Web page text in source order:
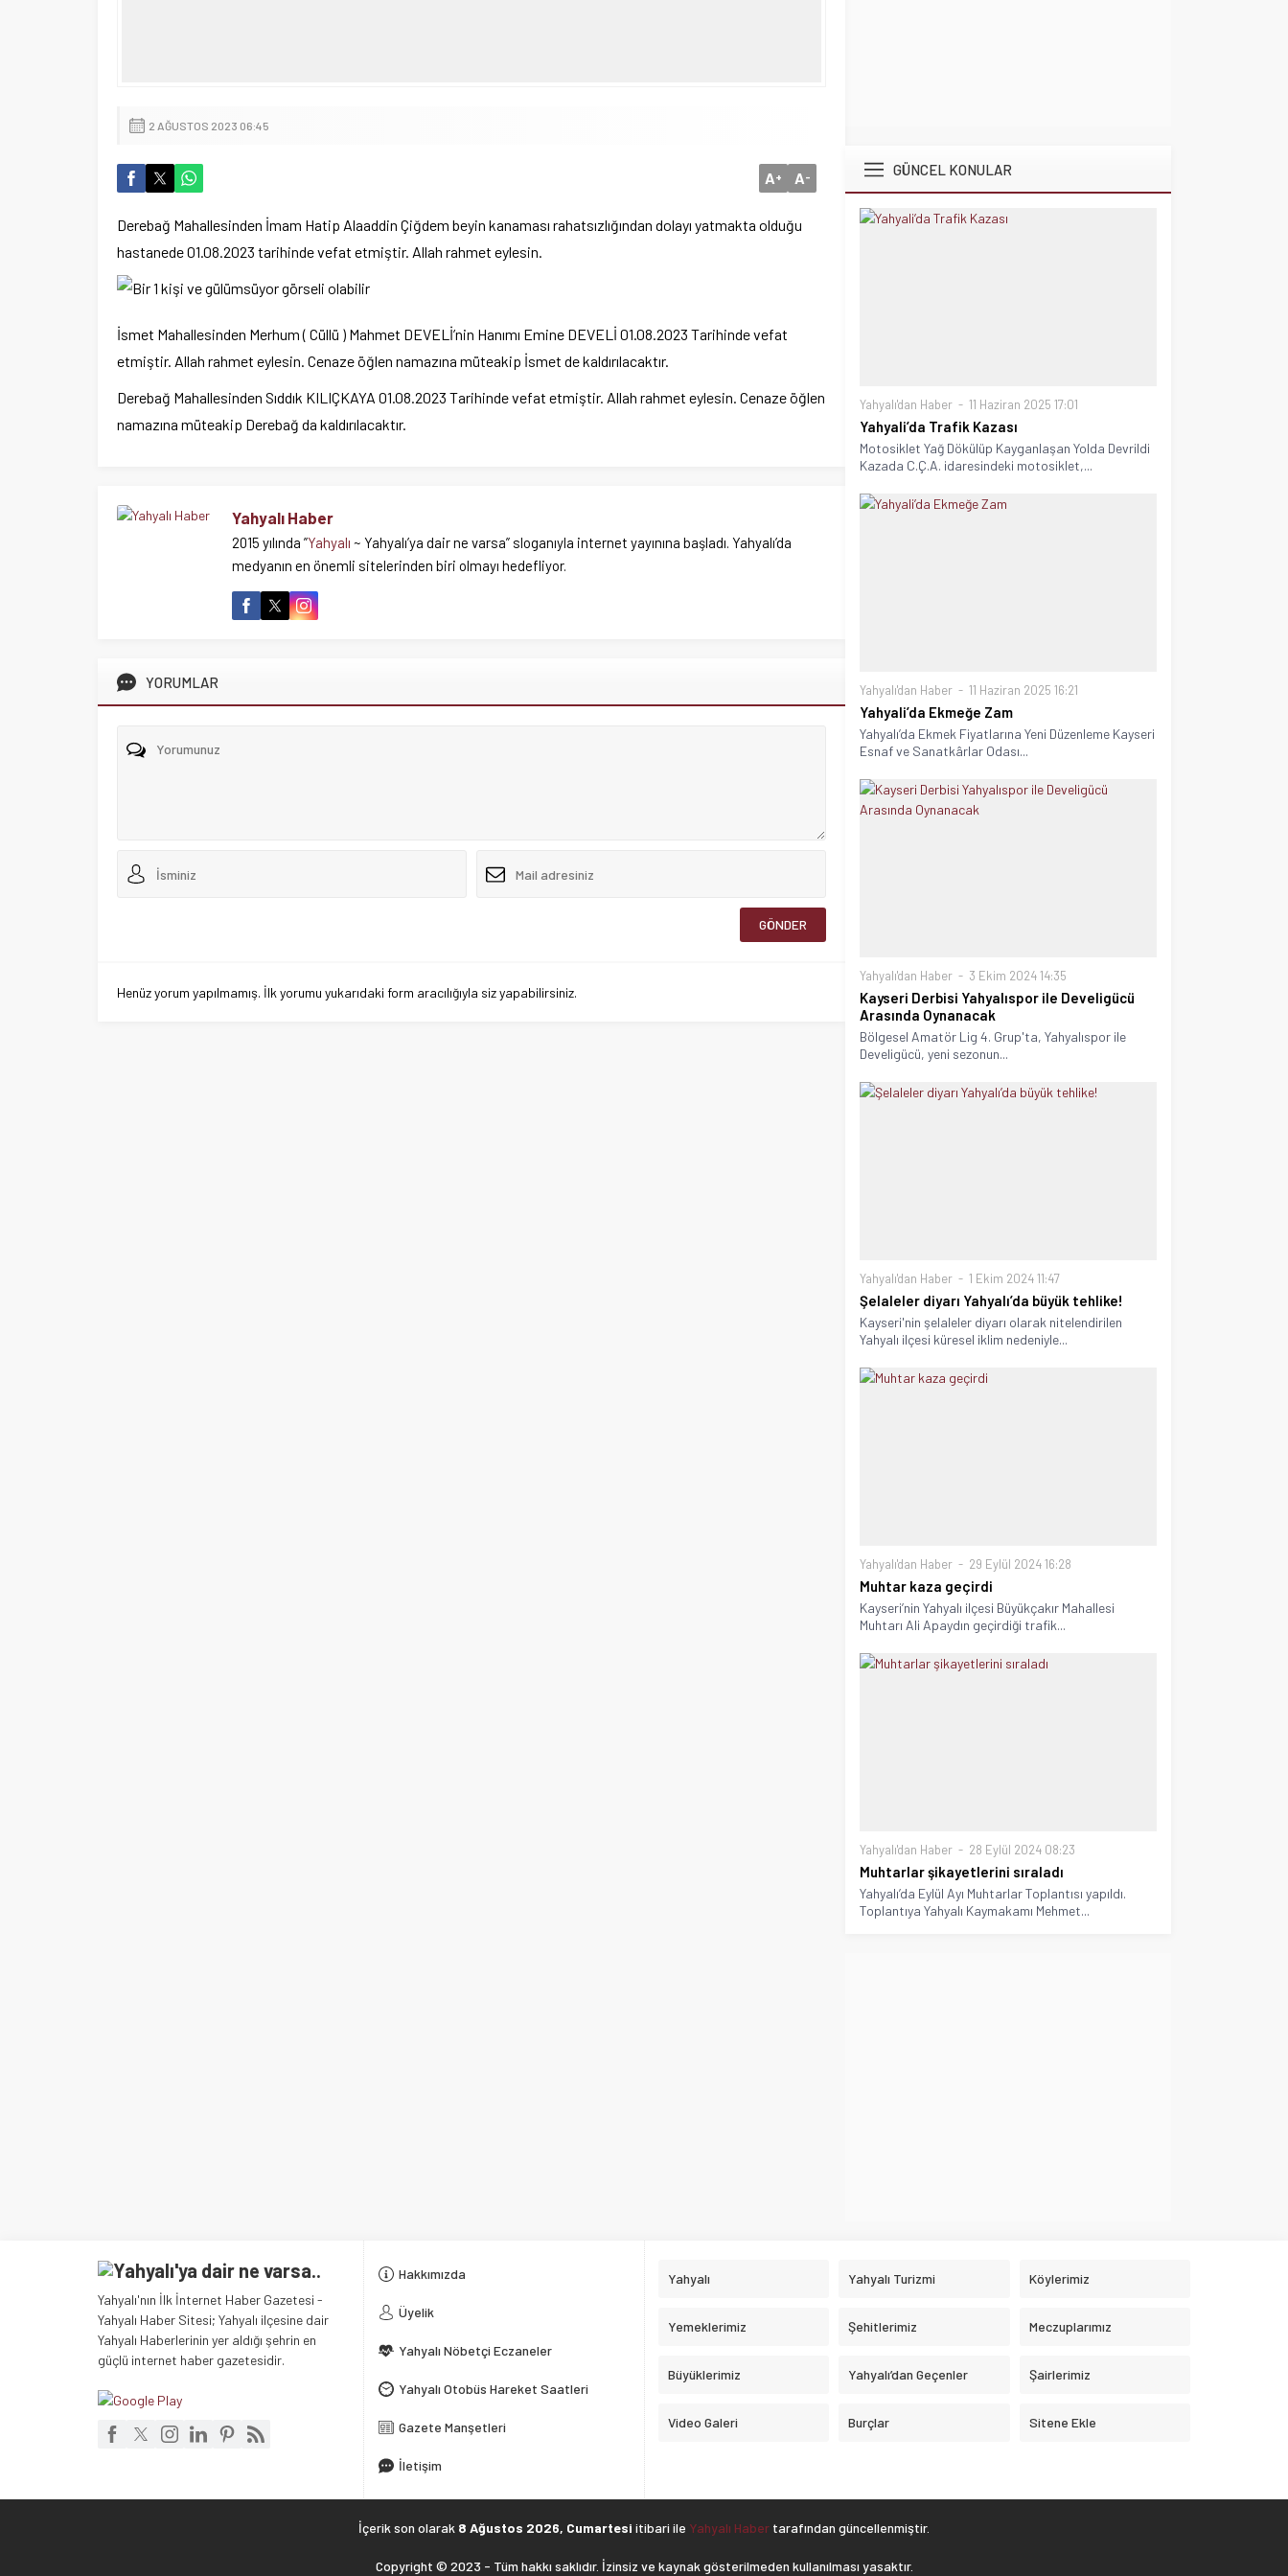
2 AĞUSTOS 2023 06:45
A+ A-
Derebağ Mahallesinden İmam Hatip Alaaddin Çiğdem beyin kanaması rahatsızlığından dolayı yatmakta olduğu
hastanede 01.08.2023 tarihinde vefat etmiştir. Allah rahmet eylesin.
İsmet Mahallesinden Merhum ( Cüllü ) Mahmet DEVELİ’nin Hanımı Emine DEVELİ 01.08.2023 Tarihinde vefat
etmiştir. Allah rahmet eylesin. Cenaze öğlen namazına müteakip İsmet de kaldırılacaktır.
Derebağ Mahallesinden Sıddık KILIÇKAYA 01.08.2023 Tarihinde vefat etmiştir. Allah rahmet eylesin. Cenaze öğlen
namazına müteakip Derebağ da kaldırılacaktır.
Yahyalı Haber
2015 yılında ”Yahyalı ~ Yahyalı’ya dair ne varsa” sloganıyla internet yayınına başladı. Yahyalı’da
medyanın en önemli sitelerinden biri olmayı hedefliyor.
YORUMLAR
Henüz yorum yapılmamış. İlk yorumu yukarıdaki form aracılığıyla siz yapabilirsiniz.
GÜNCEL KONULAR
Yahyalı'dan Haber 11 Haziran 2025 17:01
Yahyali’da Trafik Kazası
Motosiklet Yağ Dökülüp Kayganlaşan Yolda Devrildi
Kazada C.Ç.A. idaresindeki motosiklet,...
Yahyalı'dan Haber 11 Haziran 2025 16:21
Yahyali’da Ekmeğe Zam
Yahyalı’da Ekmek Fiyatlarına Yeni Düzenleme Kayseri
Esnaf ve Sanatkârlar Odası...
Yahyalı'dan Haber 3 Ekim 2024 14:35
Kayseri Derbisi Yahyalıspor ile Develigücü
Arasında Oynanacak
Bölgesel Amatör Lig 4. Grup'ta, Yahyalıspor ile
Develigücü, yeni sezonun...
Yahyalı'dan Haber 1 Ekim 2024 11:47
Şelaleler diyarı Yahyalı’da büyük tehlike!
Kayseri'nin şelaleler diyarı olarak nitelendirilen
Yahyalı ilçesi küresel iklim nedeniyle...
Yahyalı'dan Haber 29 Eylül 2024 16:28
Muhtar kaza geçirdi
Kayseri’nin Yahyalı ilçesi Büyükçakır Mahallesi
Muhtarı Ali Apaydın geçirdiği trafik...
Yahyalı'dan Haber 28 Eylül 2024 08:23
Muhtarlar şikayetlerini sıraladı
Yahyalı’da Eylül Ayı Muhtarlar Toplantısı yapıldı.
Toplantıya Yahyalı Kaymakamı Mehmet...
Yahyalı'nın İlk İnternet Haber Gazetesi -
Yahyalı Haber Sitesi; Yahyalı ilçesine dair
Yahyalı Haberlerinin yer aldığı şehrin en
güçlü internet haber gazetesidir.
Hakkımızda
Üyelik
Yahyalı Nöbetçi Eczaneler
Yahyalı Otobüs Hareket Saatleri
Gazete Manşetleri
İletişim
Yahyalı Yahyalı Turizmi Köylerimiz
Yemeklerimiz Şehitlerimiz Meczuplarımız
Büyüklerimiz Yahyalı’dan Geçenler Şairlerimiz
Video Galeri Burçlar Sitene Ekle
İçerik son olarak 8 Ağustos 2026, Cumartesi itibari ile Yahyalı Haber tarafından güncellenmiştir.
Copyright © 2023 - Tüm hakkı saklıdır. İzinsiz ve kaynak gösterilmeden kullanılması yasaktır.